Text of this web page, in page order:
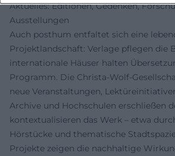
Aktuelles: Editionen, Gedenken,
Ausstellungen
Auch posthum entfaltet sich eine
Projektlandschaft: Verlage pflegen die
internationale Häuser halten
Programm. Die Christa-Wolf-
neue Veranstaltungen,
Archive und Hochschulen erschließen
kontextualisieren das Werk – etwa
Hörstücke und thematische
Projekte zeigen die nachhaltige